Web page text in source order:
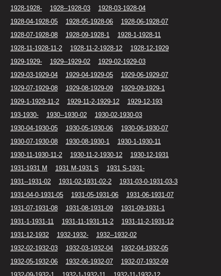
1928-1928- 1928--1928-03
1928-03-1928-04
1928-04-1928-05
1928-05-1928-06
1928-06-1928-07
1928-07-1928-08
1928-09-1928-1
1928-1-1928-11
1928-11-1928-11-2
1928-11-2-1928-12
1928-12-1929
1929-1929-
1929--1929-02
1929-02-1929-03
1929-03-1929-04
1929-04-1929-05
1929-06-1929-07
1929-07-1929-08
1929-08-1929-09
1929-09-1929-1
1929-1-1929-11-2
1929-11-2-1929-12
1929-12-193
193-1930-
1930--1930-02
1930-02-1930-03
1930-04-1930-05
1930-05-1930-06
1930-06-1930-07
1930-07-1930-08
1930-08-1930-1
1930-1-1930-11
1930-11-1930-11-2
1930-11-2-1930-12
1930-12-1931
1931-1931 M
1931 M-1931 S
1931 S-1931-
1931--1931-02
1931-02-1931-02-2
1931-03-0-1931-03-3
1931-04-0-1931-05
1931-05-1931-06
1931-06-1931-07
1931-07-1931-08
1931-08-1931-09
1931-09-1931-1
1931-1-1931-11
1931-11-1931-11-2
1931-11-2-1931-12
1931-12-1932
1932-1932-
1932--1932-02
1932-02-1932-03
1932-03-1932-04
1932-04-1932-05
1932-05-1932-06
1932-06-1932-07
1932-07-1932-09